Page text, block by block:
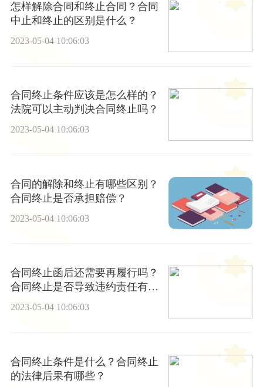
怎样解除合同和终止合同？合同
中止和终止的区别是什么？
2023-05-04 10:06:03
合同终止条件应该是怎么样的？
法院可以主动判决合同终止吗？
2023-05-04 10:06:03
合同的解除和终止有哪些区别？
合同终止是否承担赔偿？
2023-05-04 10:06:03
合同终止函后还需要再履行吗？
合同终止是否导致违约责任有哪
些？
2023-05-04 10:06:03
合同终止条件是什么？合同终止
的法律后果有哪些？